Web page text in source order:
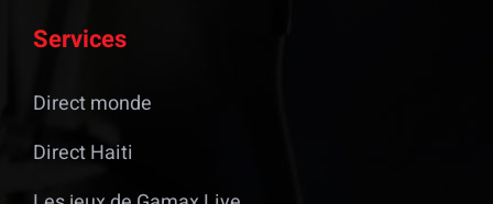
Services
Direct monde
Direct Haiti